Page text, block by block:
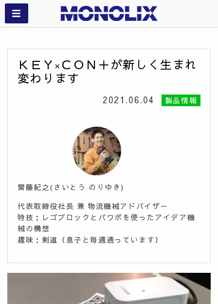
ＫＥＹ×ＣＯＮ＋が新しく生まれ
変わります
2021.06.04 製品情報
齋藤紀之(さいとう のりゆき)
代表取締役社長 兼 物流機械アドバイザー
特技：レゴブロックとパワポを使ったアイデア機
械の構想
趣味：剣道（息子と毎週通っています）